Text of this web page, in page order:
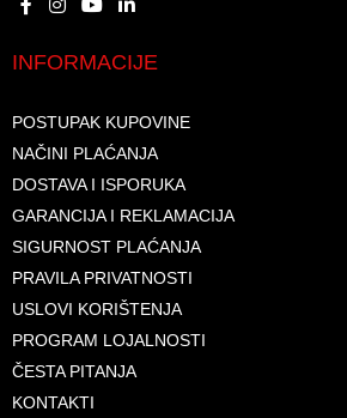
INFORMACIJE
POSTUPAK KUPOVINE
NAČINI PLAĆANJA
DOSTAVA I ISPORUKA
GARANCIJA I REKLAMACIJA
SIGURNOST PLAĆANJA
PRAVILA PRIVATNOSTI
USLOVI KORIŠTENJA
PROGRAM LOJALNOSTI
ČESTA PITANJA
KONTAKTI